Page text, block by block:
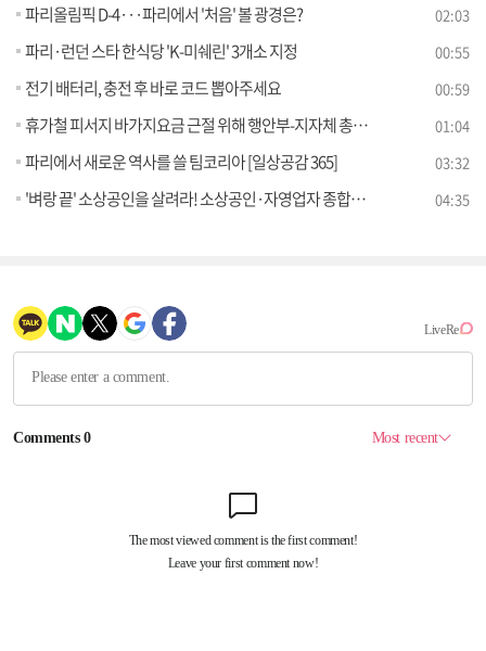
파리올림픽 D-4···파리에서 '처음' 볼 광경은? 02:03
파리·런던 스타 한식당 'K-미쉐린' 3개소 지정 00:55
전기 배터리, 충전 후 바로 코드 뽑아주세요 00:59
휴가철 피서지 바가지요금 근절 위해 행안부-지자체 총력 대응 01:04
파리에서 새로운 역사를 쓸 팀코리아 [일상공감 365] 03:32
'벼랑 끝' 소상공인을 살려라! 소상공인·자영업자 종합대책 [클릭K+] 04:35